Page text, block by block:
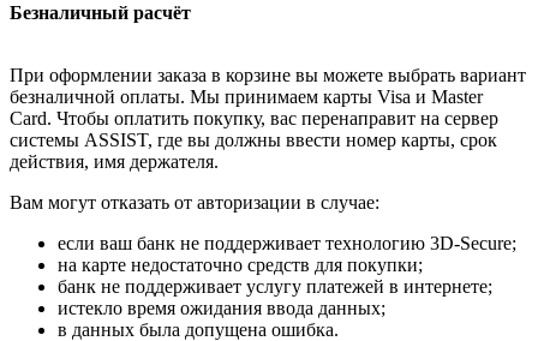
Безналичный расчёт
При оформлении заказа в корзине вы можете выбрать вариант
безналичной оплаты. Мы принимаем карты Visa и Master
Card. Чтобы оплатить покупку, вас перенаправит на сервер
системы ASSIST, где вы должны ввести номер карты, срок
действия, имя держателя.
Вам могут отказать от авторизации в случае:
если ваш банк не поддерживает технологию 3D-Secure;
на карте недостаточно средств для покупки;
банк не поддерживает услугу платежей в интернете;
истекло время ожидания ввода данных;
в данных была допущена ошибка.